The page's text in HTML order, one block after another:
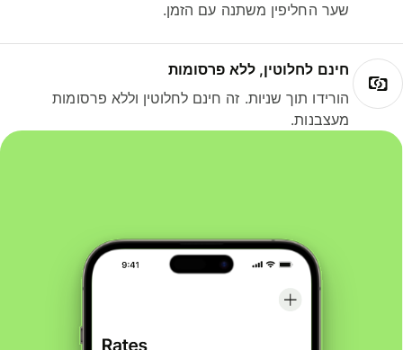
שער החליפין משתנה עם הזמן.
חינם לחלוטין, ללא פרסומות
הורידו תוך שניות. זה חינם לחלוטין וללא פרסומות
מעצבנות.